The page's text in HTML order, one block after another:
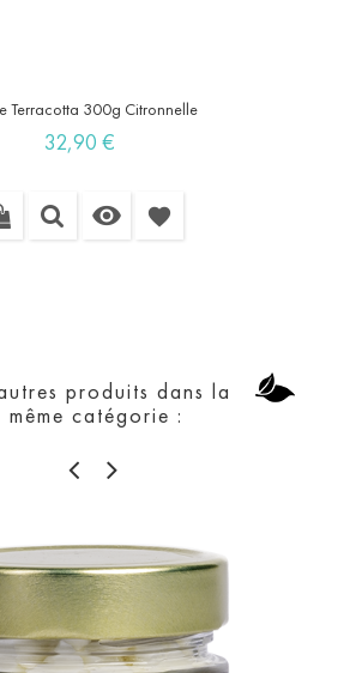
Terracotta 300g Citronnelle
Prix
32,90 €
 favorite
produits dans la
même catégorie :